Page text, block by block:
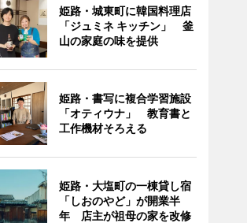
姫路・城東町に韓国料理店
「ジュミネ キッチン」 釜
山の家庭の味を提供
姫路・書写に複合学習施設
「オティウナ」 教育書と
工作機材そろえる
姫路・大塩町の一棟貸し宿
「しおのやど」が開業半
年 店主が祖母の家を改修